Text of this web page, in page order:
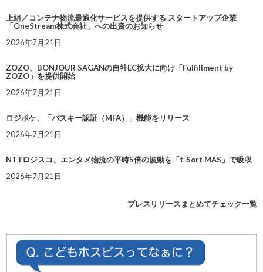
上組／コンテナ物流最適化サービスを提供する スタートアップ企業
「OneStream株式会社」への出資のお知らせ
2026年7月21日
ZOZO、BONJOUR SAGANの自社EC拡大に向け「Fulfillment by
ZOZO」を提供開始
2026年7月21日
ロジポケ、「パスキー認証（MFA）」機能をリリース
2026年7月21日
NTTロジスコ、エンタメ物流の平時5倍の波動を「t-Sort MAS」で吸収
2026年7月21日
プレスリリースまとめてチェック一覧